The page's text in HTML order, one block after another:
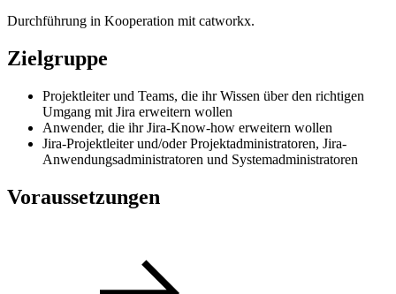
Durchführung in Kooperation mit catworkx.
Zielgruppe
Projektleiter und Teams, die ihr Wissen über den richtigen
Umgang mit Jira erweitern wollen
Anwender, die ihr Jira-Know-how erweitern wollen
Jira-Projektleiter und/oder Projektadministratoren, Jira-
Anwendungsadministratoren und Systemadministratoren
Voraussetzungen